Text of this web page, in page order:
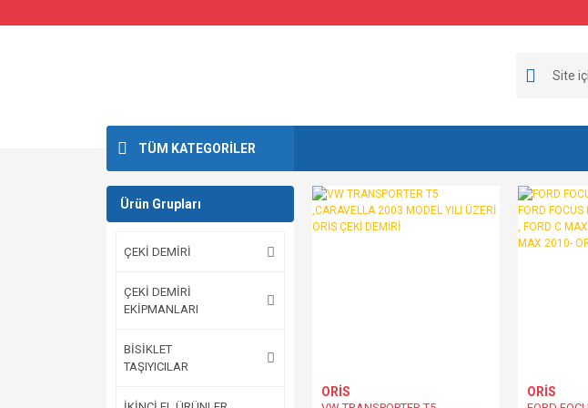
TÜM KATEGORİLER
Ürün Grupları
ÇEKİ DEMİRİ
ÇEKİ DEMİRİ
EKİPMANLARI
BİSİKLET
TAŞIYICILAR
ORİS ORİS